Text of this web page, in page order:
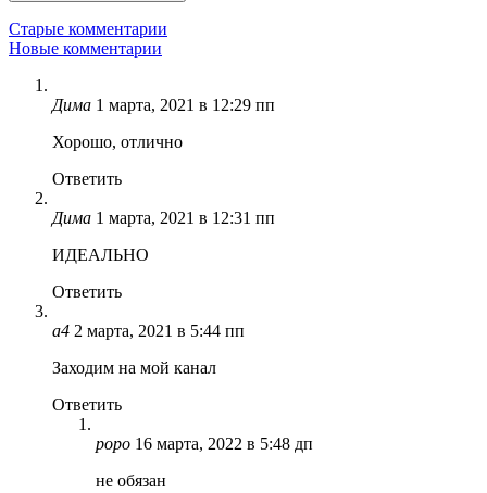
Навигация
по
комментариям
Старые комментарии
Новые комментарии
Дима 1 марта, 2021 в 12:29 пп
Хорошо, отлично
Ответить
Дима 1 марта, 2021 в 12:31 пп
ИДЕАЛЬНО
Ответить
а4 2 марта, 2021 в 5:44 пп
Заходим на мой канал
Ответить
роро 16 марта, 2022 в 5:48 дп
не обязан